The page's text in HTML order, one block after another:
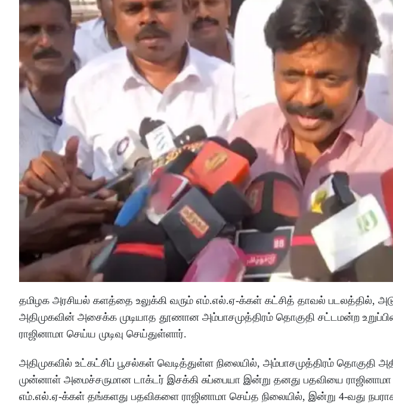
தமிழக அரசியல் களத்தை உலுக்கி வரும் எம்.எல்.ஏ-க்கள் கட்சித் தாவல் படலத்தில்,
அதிமுகவின் அசைக்க முடியாத தூணான அம்பாசமுத்திரம் தொகுதி சட்டமன்ற
ராஜினாமா செய்ய முடிவு செய்துள்ளார்.
அதிமுகவில் உட்கட்சிப் பூசல்கள் வெடித்துள்ள நிலையில், அம்பாசமுத்திரம் தொகுதி
முன்னாள் அமைச்சருமான டாக்டர் இசக்கி சுப்பையா இன்று தனது பதவியை
எம்.எல்.ஏ-க்கள் தங்களது பதவிகளை ராஜினாமா செய்த நிலையில், இன்று 4-வது நபராக